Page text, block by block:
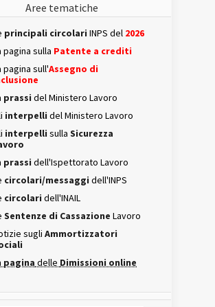
Aree tematiche
principali circolari INPS del 2026
pagina sulla Patente a crediti
pagina sull'Assegno di
prassi del Ministero Lavoro
interpelli del Ministero Lavoro
interpelli sulla Sicurezza
prassi dell'Ispettorato Lavoro
circolari/messaggi dell'INPS
circolari dell'INAIL
Sentenze di Cassazione Lavoro
sugli Ammortizzatori
pagina delle Dimissioni online